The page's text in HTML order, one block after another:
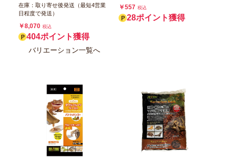
在庫：取り寄せ後発送（最短4営業
日程度で発送）
￥8,070 税込
404ポイント獲得
バリエーション一覧へ
￥557 税込
28ポイント獲得